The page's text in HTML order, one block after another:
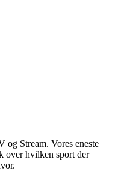
og Stream. Vores eneste
over hvilken sport der